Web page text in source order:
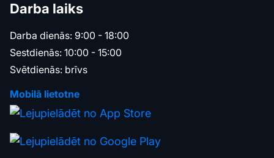
Darba laiks
Darba dienās: 9:00 - 18:00
Sestdienās: 10:00 - 15:00
Svētdienās: brīvs
Mobilā lietotne